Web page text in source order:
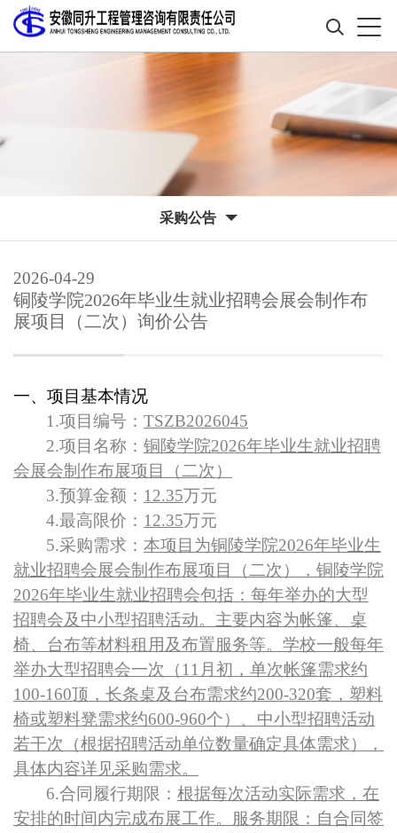
采购公告
2026-04-29
铜陵学院2026年毕业生就业招聘会展会制作布
展项目（二次）询价公告
一、项目基本情况
1.项目编号： TSZB2026045
2.项目名称： 铜陵学院2026年毕业生就业招聘
会展会制作布展项目（二次）
3.预算金额： 12.35万元
4.最高限价： 12.35万元
5.采购需求： 本项目为铜陵学院2026年毕业生
就业招聘会展会制作布展项目（二次），铜陵学院
2026年毕业生就业招聘会包括：每年举办的大型
招聘会及中小型招聘活动。主要内容为帐篷、桌
椅、台布等材料租用及布置服务等。学校一般每年
举办大型招聘会一次（11月初，单次帐篷需求约
100-160顶，长条桌及台布需求约200-320套，塑料
椅或塑料凳需求约600-960个）、中小型招聘活动
若干次（根据招聘活动单位数量确定具体需求），
具体内容详见采购需求。
6.合同履行期限： 根据每次活动实际需求，在
安排的时间内完成布展工作。服务期限：自合同签